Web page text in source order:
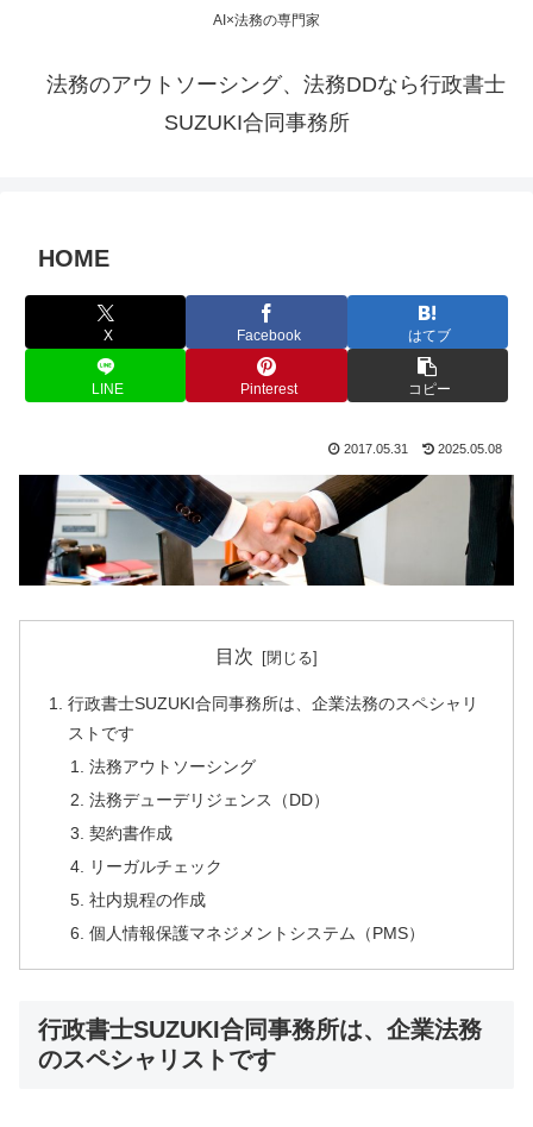
AI×法務の専門家
法務のアウトソーシング、法務DDなら行政書士
SUZUKI合同事務所
HOME
X Facebook はてブ
LINE Pinterest コピー
2017.05.31 2025.05.08
目次
行政書士SUZUKI合同事務所は、企業法務のスペシャリ
ストです
法務アウトソーシング
法務デューデリジェンス（DD）
契約書作成
リーガルチェック
社内規程の作成
個人情報保護マネジメントシステム（PMS）
行政書士SUZUKI合同事務所は、企業法務
のスペシャリストです